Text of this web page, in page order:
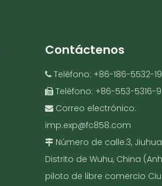
Contáctenos
Teléfono: +86-186-5532-
Teléfono: +86-553-5316-
Correo electrónico:
imp.exp@fc858.com
Número de calle.3,
Distrito de Wuhu, China
piloto de libre comercio